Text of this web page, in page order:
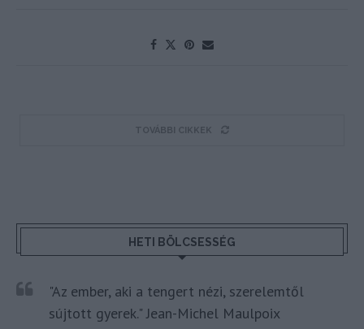
TOVÁBBI CIKKEK
HETI BÖLCSESSÉG
"Az ember, aki a tengert nézi, szerelemtől
sújtott gyerek." Jean-Michel Maulpoix